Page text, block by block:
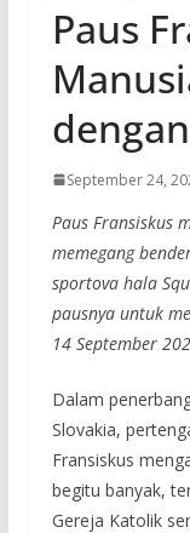
Paus
September 24,
Paus Fransiskus
memegang
sportova hala
pausnya untuk
14 September
Dalam
Slovakia,
Fransiskus
begitu banyak,
Gereja Katolik